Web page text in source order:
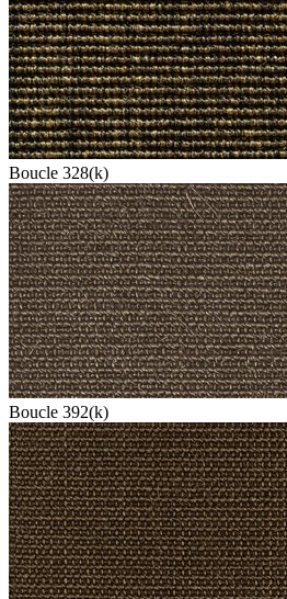
Boucle 328(k)
Boucle 392(k)